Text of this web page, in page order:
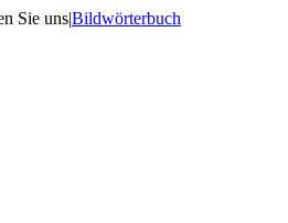
Sie uns|Bildwörterbuch